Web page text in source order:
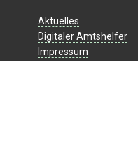
Aktuelles
Digitaler Amtshelfer
Impressum